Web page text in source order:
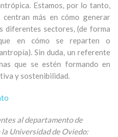
Estamos, por lo tanto,
más en cómo generar
diferentes sectores, (de forma
en cómo se reparten o
Sin duda, un referente
que se estén formando en
y sostenibilidad.
al departamento de
Universidad de Oviedo: